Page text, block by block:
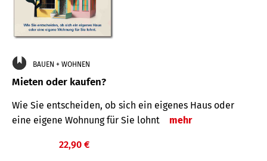
BAUEN + WOHNEN
Mieten oder kaufen?
Wie Sie entscheiden, ob sich ein eigenes Haus oder
eine eigene Wohnung für Sie lohnt
mehr
22,90 €